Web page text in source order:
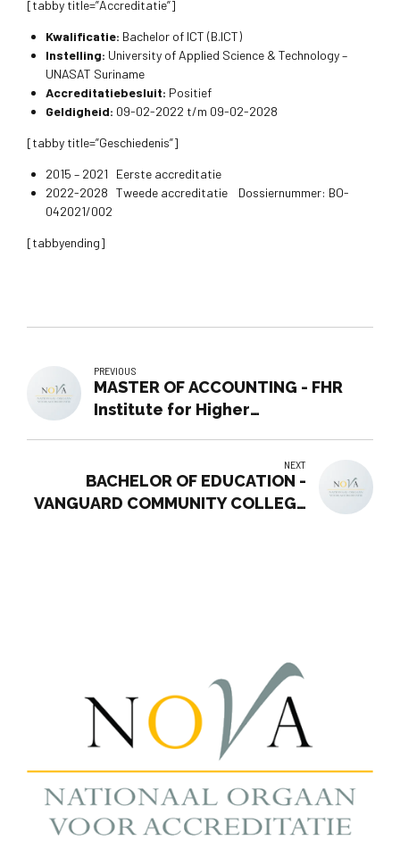
[tabby title=”Accreditatie”]
Kwalificatie: Bachelor of ICT (B.ICT)
Instelling: University of Applied Science & Technology –
UNASAT Suriname
Accreditatiebesluit: Positief
Geldigheid: 09-02-2022 t/m 09-02-2028
[tabby title=”Geschiedenis”]
2015 – 2021 Eerste accreditatie
2022-2028 Tweede accreditatie Dossiernummer: BO-
042021/002
[tabbyending]
PREVIOUS
MASTER OF ACCOUNTING - FHR
Institute for Higher
NEXT
BACHELOR OF EDUCATION -
VANGUARD COMMUNITY COLLEGE